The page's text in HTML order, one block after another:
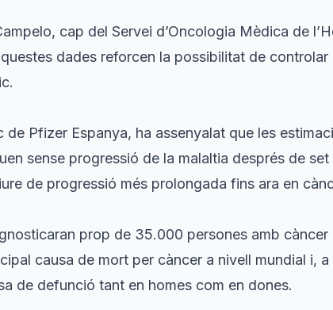
cap del Servei d’Oncologia Mèdica de
dades reforcen la possibilitat de controlar
Pfizer Espanya, ha assenyalat que les
sense progressió de la malaltia després de
de progressió més prolongada fins ara en
prop de 35.000 persones amb càncer
causa de mort per càncer a nivell mundial i, a
de defunció tant en homes com en dones.